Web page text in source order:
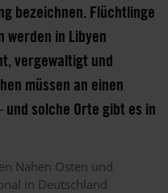
bezeichnen. Flüchtlinge
werden in Libyen
vergewaltigt und
müssen an einen
solche Orte gibt es in
Nahen Osten und
in Deutschland